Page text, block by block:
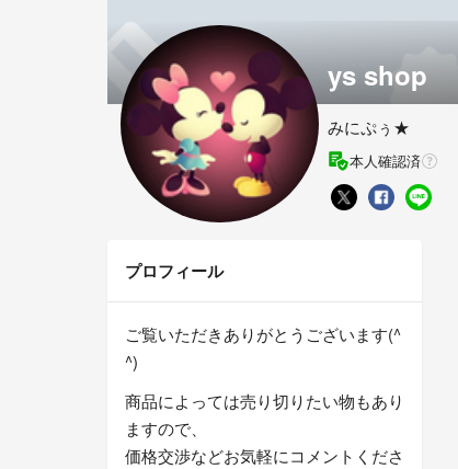
ys shop
みにぷぅ★
本人確認済
プロフィール
ご覧いただきありがとうございます(^
^)
商品によっては売り切りたい物もあり
ますので、
価格交渉などお気軽にコメントくださ